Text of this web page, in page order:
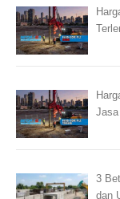
Jasa
3
dan